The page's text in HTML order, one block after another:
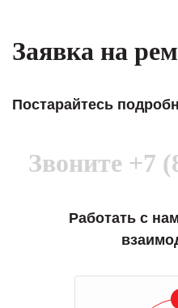
Заявка на
Постарайтесь
Звоните +7
Работать с